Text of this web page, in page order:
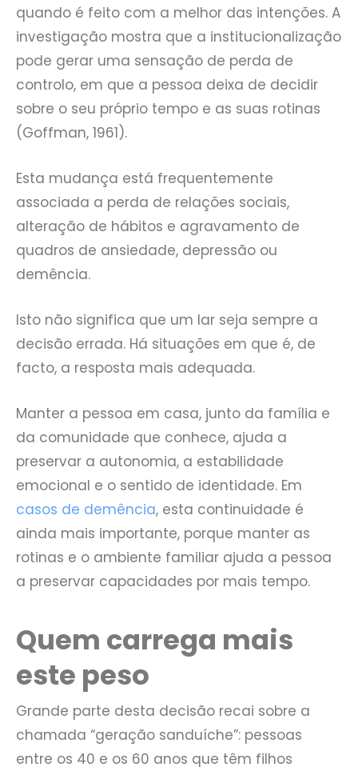
quando é feito com a melhor das intenções. A
investigação mostra que a institucionalização
pode gerar uma sensação de perda de
controlo, em que a pessoa deixa de decidir
sobre o seu próprio tempo e as suas rotinas
(Goffman, 1961).
Esta mudança está frequentemente
associada a perda de relações sociais,
alteração de hábitos e agravamento de
quadros de ansiedade, depressão ou
demência.
Isto não significa que um lar seja sempre a
decisão errada. Há situações em que é, de
facto, a resposta mais adequada.
Manter a pessoa em casa, junto da família e
da comunidade que conhece, ajuda a
preservar a autonomia, a estabilidade
emocional e o sentido de identidade. Em
casos de demência, esta continuidade é
ainda mais importante, porque manter as
rotinas e o ambiente familiar ajuda a pessoa
a preservar capacidades por mais tempo.
Quem carrega mais
este peso
Grande parte desta decisão recai sobre a
chamada “geração sanduíche”: pessoas
entre os 40 e os 60 anos que têm filhos